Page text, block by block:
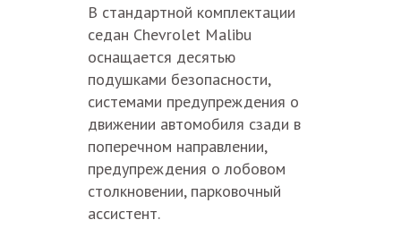
В стандартной комплектации
седан Chevrolet Malibu
оснащается десятью
подушками безопасности,
системами предупреждения о
движении автомобиля сзади в
поперечном направлении,
предупреждения о лобовом
столкновении, парковочный
ассистент.